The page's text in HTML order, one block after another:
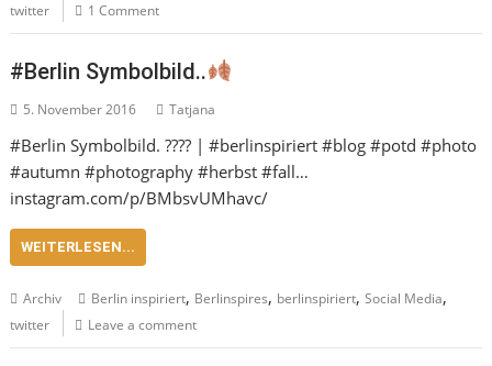
twitter 1 Comment
#Berlin Symbolbild..
5. November 2016 Tatjana
#Berlin Symbolbild. ???? | #berlinspiriert #blog #potd #photo
#autumn #photography #herbst #fall…
instagram.com/p/BMbsvUMhavc/
WEITERLESEN...
Archiv Berlin inspiriert, Berlinspires, berlinspiriert,Social Media,
twitter Leave a comment